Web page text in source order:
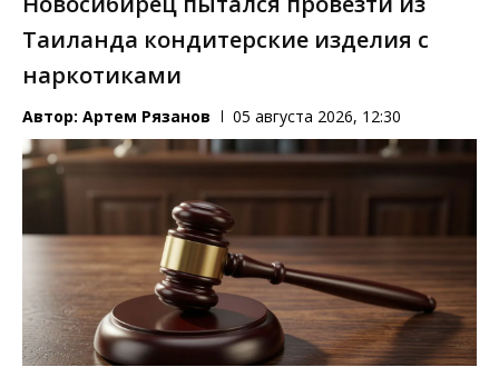
Таиланда кондитерские изделия с
наркотиками
Автор: Артем Рязанов 05 августа 2026, 12:30